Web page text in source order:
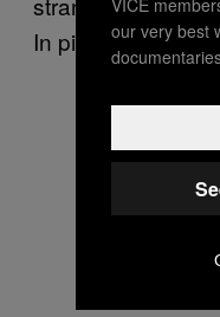
In più, mi piace la
our very best